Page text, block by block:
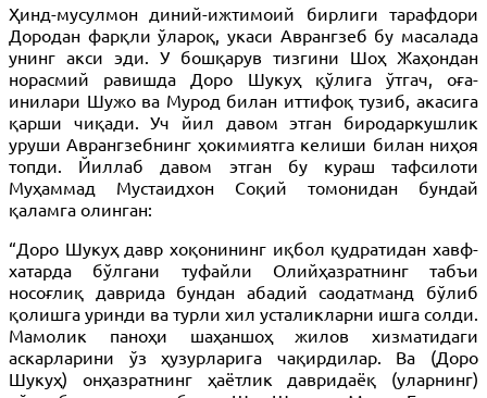
Ҳинд-мусулмон диний-ижтимоий бирлиги тарафдори
Дородан фарқли ўлароқ, укаси Аврангзеб бу масалада
унинг акси эди. У бошқарув тизгини Шоҳ Жаҳондан
норасмий равишда Доро Шукуҳ қўлига ўтгач, оға-
инилари Шужо ва Мурод билан иттифоқ тузиб, акасига
қарши чиқади. Уч йил давом этган биродаркушлик
уруши Аврангзебнинг ҳокимиятга келиши билан ниҳоя
топди. Йиллаб давом этган бу кураш тафсилоти
Муҳаммад Мустаидхон Соқий томонидан бундай
қаламга олинган:
“Доро Шукуҳ давр хоқонининг иқбол қудратидан хавф-
хатарда бўлгани туфайли Олийҳазратнинг табъи
носоғлиқ даврида бундан абадий саодатманд бўлиб
қолишга уринди ва турли хил усталикларни ишга солди.
Мамолик паноҳи шаҳаншоҳ жилов хизматидаги
аскарларини ўз ҳузурларига чақирдилар. Ва (Доро
Шукуҳ) онҳазратнинг ҳаётлик давридаёқ (уларнинг)